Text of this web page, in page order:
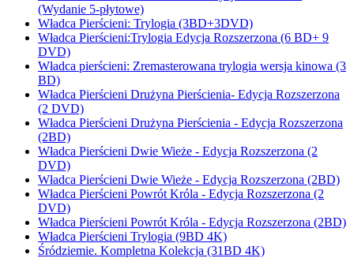
(Wydanie 5-płytowe)
Władca Pierścieni: Trylogia (3BD+3DVD)
Władca Pierścieni:Trylogia Edycja Rozszerzona (6 BD+ 9
DVD)
Władca pierścieni: Zremasterowana trylogia wersja kinowa (3
BD)
Władca Pierścieni Drużyna Pierścienia- Edycja Rozszerzona
(2 DVD)
Władca Pierścieni Drużyna Pierścienia - Edycja Rozszerzona
(2BD)
Władca Pierścieni Dwie Wieże - Edycja Rozszerzona (2
DVD)
Władca Pierścieni Dwie Wieże - Edycja Rozszerzona (2BD)
Władca Pierścieni Powrót Króla - Edycja Rozszerzona (2
DVD)
Władca Pierścieni Powrót Króla - Edycja Rozszerzona (2BD)
Władca Pierścieni Trylogia (9BD 4K)
Śródziemie. Kompletna Kolekcja (31BD 4K)